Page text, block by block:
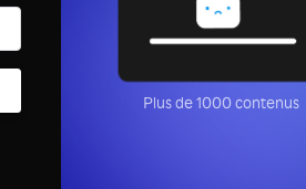
Plus de 1000 contenus